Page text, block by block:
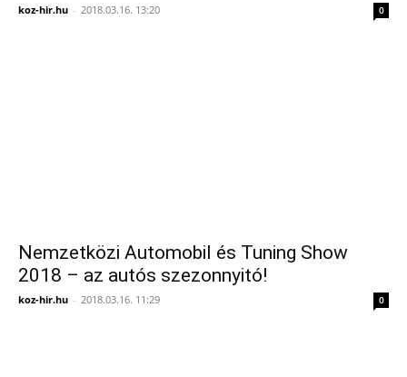
koz-hir.hu - 2018.03.16. 13:20 0
Nemzetközi Automobil és Tuning Show
2018 – az autós szezonnyitó!
koz-hir.hu - 2018.03.16. 11:29 0